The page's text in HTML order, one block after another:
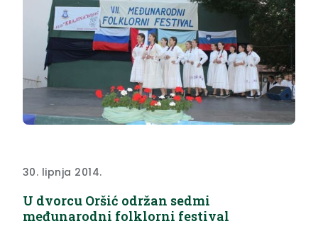
30. lipnja 2014.
U dvorcu Oršić održan sedmi
međunarodni folklorni festival